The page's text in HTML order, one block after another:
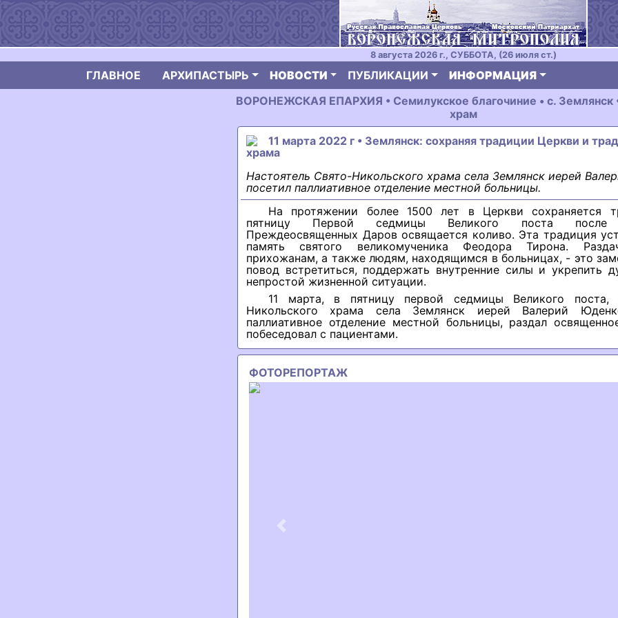
8 августа 2026 г., СУББОТА, (26 июля ст.)
ГЛАВНОЕ АРХИПАСТЫРЬ НОВОСТИ ПУБЛИКАЦИИ ИНФОРМАЦИЯ
ВОРОНЕЖСКАЯ ЕПАРХИЯ • Семилукское благочиние • с. Землянск
храм
11 марта 2022 г • Землянск: сохраняя традиции Церкви и
храма
Настоятель Свято-Никольского храма села Землянск иерей
посетил паллиативное отделение местной больницы.
На протяжении более 1500 лет в Церкви сохраняется
пятницу Первой седмицы Великого поста после
Преждеосвященных Даров освящается коливо. Эта традиция
память святого великомученика Феодора Тирона.
прихожанам, а также людям, находящимся в больницах, - это
повод встретиться, поддержать внутренние силы и укрепить
непростой жизненной ситуации.
11 марта, в пятницу первой седмицы Великого поста,
Никольского храма села Землянск иерей Валерий
паллиативное отделение местной больницы, раздал
побеседовал с пациентами.
ФОТОРЕПОРТАЖ
Previous